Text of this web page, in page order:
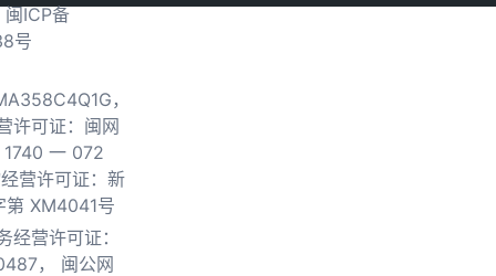
闽ICP备
号
，
许可证：闽网
一 072
营许可证：新
第 XM4041号
经营许可证：
，
闽公网